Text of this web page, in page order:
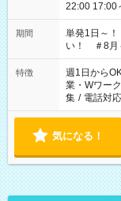
22:00 17:00～22:00 など こち
ださい！
期間
単発1日～
い！ ＃8月
特徴 週1日から
業・Wワー
集 / 電話対
気になる！